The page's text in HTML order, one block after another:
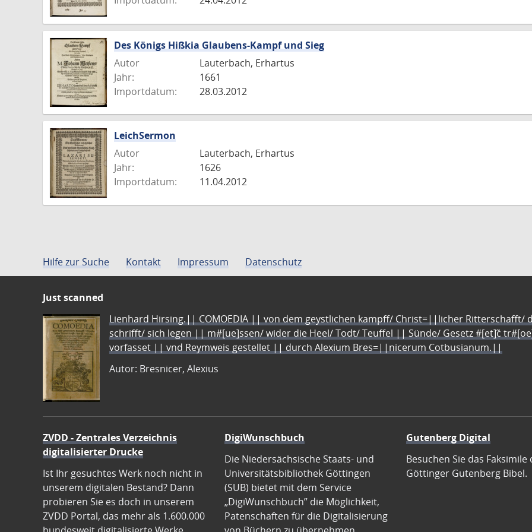
Des Königs Hißkia Glaubens-Kampf und Sieg
Autor
Lauterbach, Erhartus
Jahr:
1661
Importdatum:
28.03.2012
LeichSermon
Autor
Lauterbach, Erhartus
Jahr:
1626
Importdatum:
11.04.2012
Hilfe zur Suche Kontakt Impressum Datenschutz
Just scanned
Lienhard Hirsing.|| COMOEDIA || von dem geystlichen kampff/ Christ=||licher Ritterschafft/
schrifft/ sich legen || m#[ue]ssen/ wider die Heel/ Todt/ Teuffel || Sünde/ Gesetz #[et]c̃
vorfasset || vnd Reymweis gestellet || durch Alexium Bres=||nicerum Cotbusianum.||
Autor: Bresnicer, Alexius
ZVDD - Zentrales Verzeichnis
digitalisierter Drucke
Ist Ihr gesuchtes Werk noch nicht in
unserem digitalen Bestand? Dann
probieren Sie es doch in unserem
ZVDD Portal, das mehr als 1.600.000
DigiWunschbuch
Die Niedersächsische Staats- und
Universitätsbibliothek Göttingen
(SUB) bietet mit dem Service
„DigiWunschbuch” die Möglichkeit,
Patenschaften für die Digitalisierung
Gutenberg Digital
Besuchen Sie das Faksimile
Göttinger Gutenberg Bibel.